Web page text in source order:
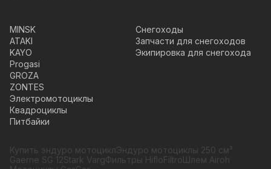
MINSK
ATAKI
KAYO
Progasi
GROZA
ZONTES
Электромотоциклы
Квадроциклы
Питбайки
Снегоходы
Запчасти для снегоходов
Экипировка для снегохода
Купить эндуро мотоциклЭндуро мотоциклы 250 см³
Gaerne SG 12Stark VargФильтры HifloFiltroШлем Airoh